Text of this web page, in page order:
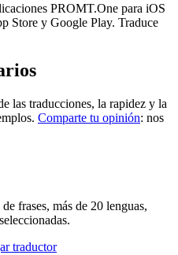
PROMT.One para iOS
Store y Google Play. Traduce
las traducciones, la rapidez y la
Comparte tu opinión: nos
frases, más de 20 lenguas,